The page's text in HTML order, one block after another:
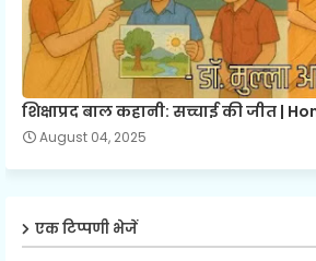
शिक्षाप्रद बाल कहानी: सच्चाई की जीत |
August 04, 2025
एक टिप्पणी भेजें